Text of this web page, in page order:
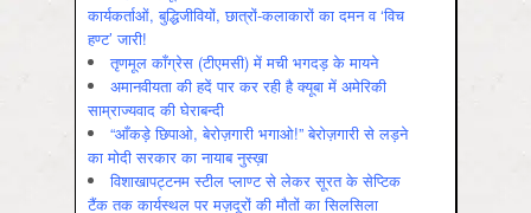
कार्यकर्ताओं, बुद्धिजीवियों, छात्रों-कलाकारों का दमन व ‘विच
हण्ट’ जारी!
तृणमूल काँग्रेस (टीएमसी) में मची भगदड़ के मायने
अमानवीयता की हदें पार कर रही है क्यूबा में अमेरिकी
साम्राज्यवाद की घेराबन्दी
“आँकड़े छिपाओ, बेरोज़गारी भगाओ!” बेरोज़गारी से लड़ने
का मोदी सरकार का नायाब नुस्ख़ा
विशाखापट्टनम स्टील प्लाण्ट से लेकर सूरत के सेप्टिक
टैंक तक कार्यस्थल पर मज़दूरों की मौतों का सिलसिला